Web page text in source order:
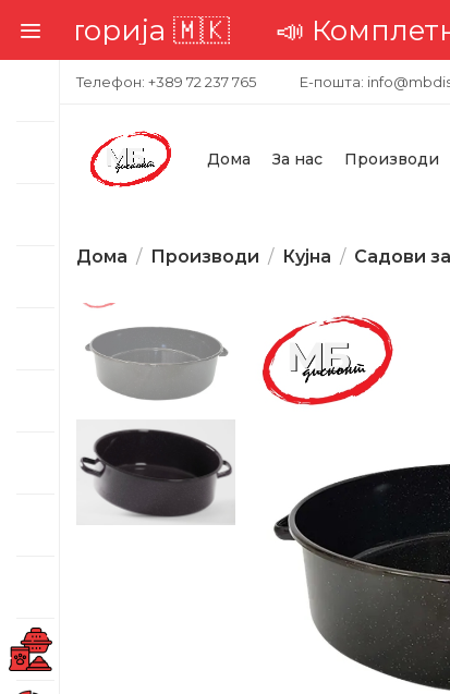
🇲🇰📣 Комплетна
Телефон: +389 72 237 765 Е-пошта:
Дома За нас Производи
Дома Производи Кујна Садови